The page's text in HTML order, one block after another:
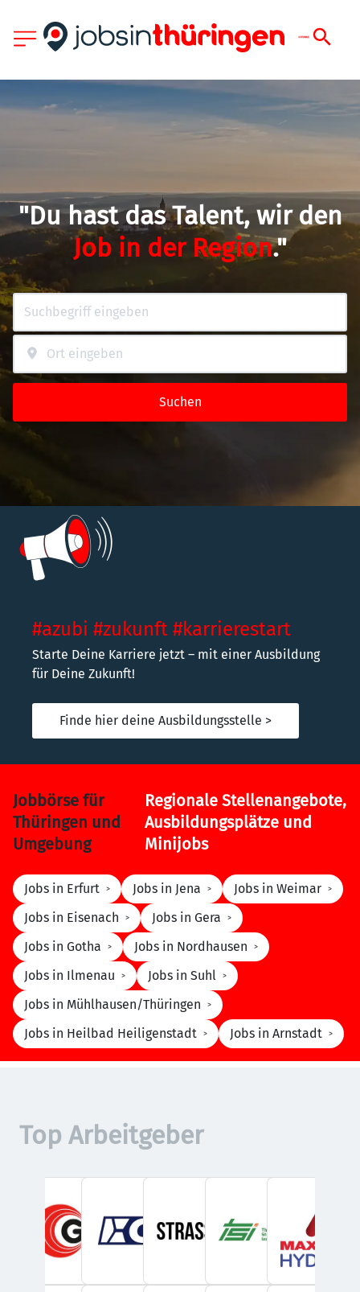
"Du hast das Talent, wir den
Job in der Region."
Suchen
#azubi #zukunft #karrierestart
Starte Deine Karriere jetzt – mit einer Ausbildung
für Deine Zukunft!
Finde hier deine Ausbildungsstelle >
Jobbörse für
Thüringen und
Umgebung
Regionale Stellenangebote,
Ausbildungsplätze und
Minijobs
Jobs in Erfurt Jobs in Jena
Jobs in Weimar
Jobs in Eisenach
Jobs in Gera
Jobs in Gotha
Jobs in Nordhausen
Jobs in Ilmenau
Jobs in Suhl
Jobs in Mühlhausen/Thüringen
Jobs in Heilbad Heiligenstadt
Jobs in Arnstadt
Top Arbeitgeber